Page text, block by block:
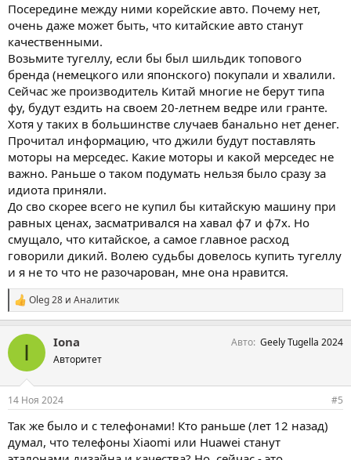
Посередине между ними корейские авто. Почему нет,
очень даже может быть, что китайские авто станут
качественными.
Возьмите тугеллу, если бы был шильдик топового
бренда (немецкого или японского) покупали и хвалили.
Сейчас же производитель Китай многие не берут типа
фу, будут ездить на своем 20-летнем ведре или гранте.
Хотя у таких в большинстве случаев банально нет денег.
Прочитал информацию, что джили будут поставлять
моторы на мерседес. Какие моторы и какой мерседес не
важно. Раньше о таком подумать нельзя было сразу за
идиота приняли.
До сво скорее всего не купил бы китайскую машину при
равных ценах, засматривался на хавал ф7 и ф7х. Но
смущало, что китайское, а самое главное расход
говорили дикий. Волею судьбы довелось купить тугеллу
и я не то что не разочарован, мне она нравится.
С
и
п
т
:
Oleg 28 и Аналитик
I Iona
Авторитет
Авто Geely Tugella 2024
14 Ноя 2024 #5
Так же было и с телефонами! Кто раньше (лет 12 назад)
думал, что телефоны Xiaomi или Huawei станут